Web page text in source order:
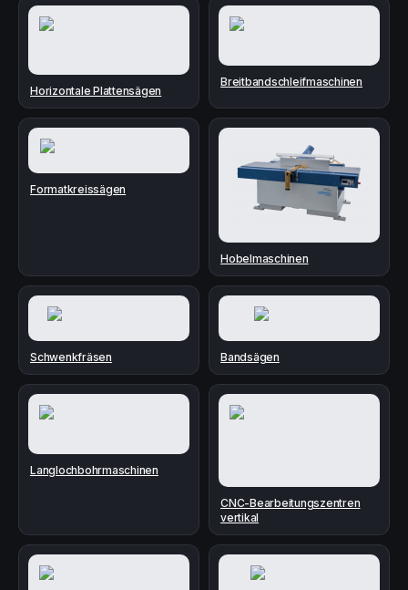
Horizontale Plattensägen
Breitbandschleifmaschinen
Formatkreissägen
Hobelmaschinen
Schwenkfräsen Bandsägen
Langlochbohrmaschinen
CNC-Bearbeitungszentren
vertikal